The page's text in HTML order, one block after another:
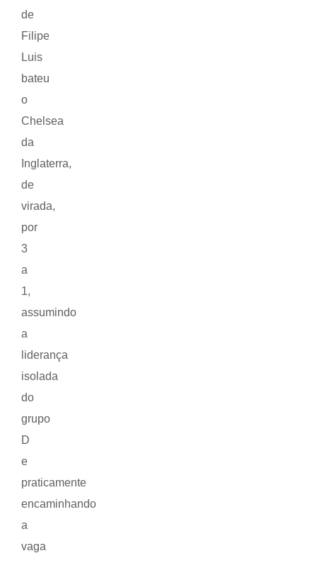
de
Filipe
Luis
bateu
o
Chelsea
da
Inglaterra,
de
virada,
por
3
a
1,
assumindo
a
liderança
isolada
do
grupo
D
e
praticamente
encaminhando
a
vaga